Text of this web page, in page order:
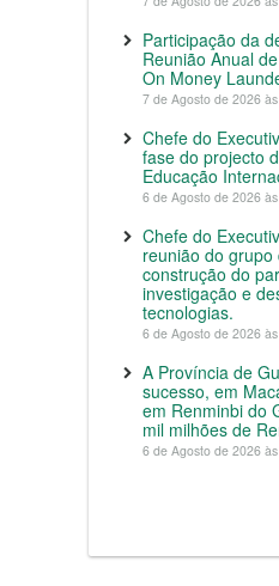
Participação da
Reunião Anual
On Money
7 de Agosto de 2026
Chefe do
fase do projecto
Educação
6 de Agosto de 2026
Chefe do
reunião do
construção do
investigação e
tecnologias.
6 de Agosto de 2026
A Província de
sucesso, em
em Renminbi do
mil milhões de
6 de Agosto de 2026